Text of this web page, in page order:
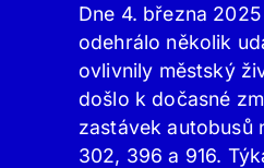
Dne 4. března
odehrálo několik
ovlivnily městský
došlo k dočasné
zastávek autobusů
302, 396 a 916.